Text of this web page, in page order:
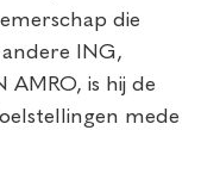
die
ING,
AMRO, is hij de
mede